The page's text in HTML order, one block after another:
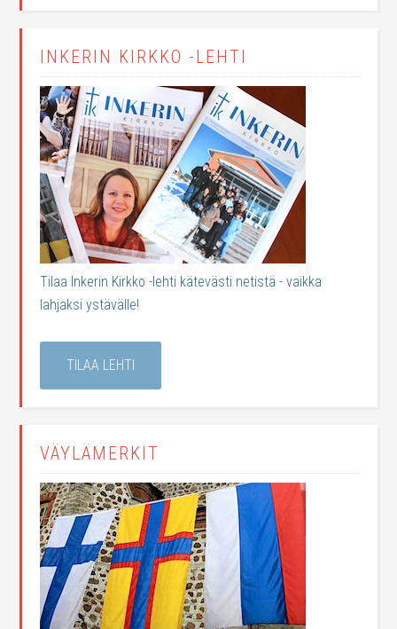
INKERIN KIRKKO -LEHTI
Tilaa Inkerin Kirkko -lehti kätevästi netistä - vaikka
lahjaksi ystävälle!
TILAA LEHTI
VÄYLÄMERKIT